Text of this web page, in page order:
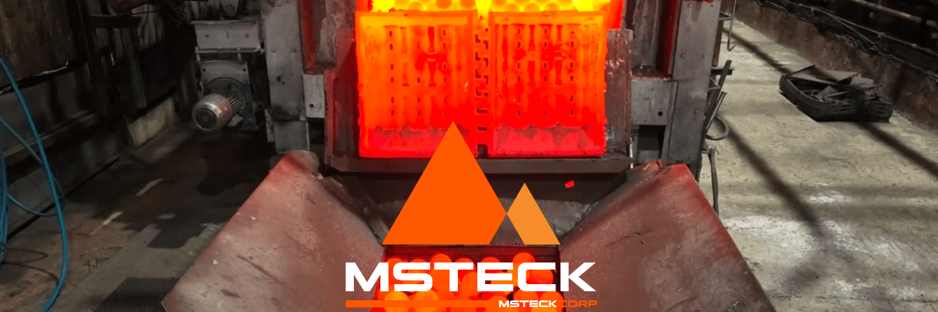
Nosotros Productos y Servicios Proyectos Descargas Contacto